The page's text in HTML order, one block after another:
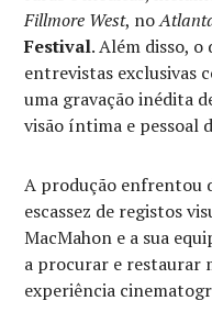
Fillmore West, no
Festival. Além disso,
entrevistas exclusivas
uma gravação inédita
visão íntima e pessoal
A produção enfrentou
escassez de registos
MacMahon e a sua
a procurar e restaurar
experiência